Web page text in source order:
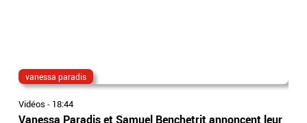
vanessa paradis
Vidéos - 18:44
Vanessa Paradis et Samuel Benchetrit annoncent leur